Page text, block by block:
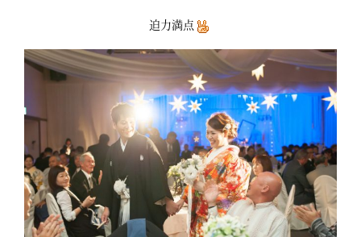
迫力満点